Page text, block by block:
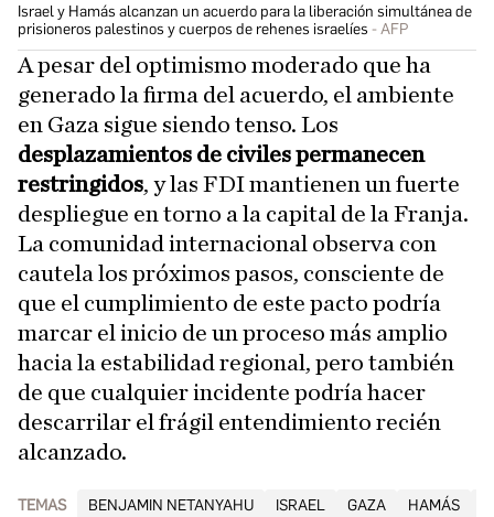
Israel y Hamás alcanzan un acuerdo para la liberación simultánea de
prisioneros palestinos y cuerpos de rehenes israelíes
AFP
A pesar del optimismo moderado que ha
generado la firma del acuerdo, el ambiente
en Gaza sigue siendo tenso. Los
desplazamientos de civiles permanecen
restringidos, y las FDI mantienen un fuerte
despliegue en torno a la capital de la Franja.
La comunidad internacional observa con
cautela los próximos pasos, consciente de
que el cumplimiento de este pacto podría
marcar el inicio de un proceso más amplio
hacia la estabilidad regional, pero también
de que cualquier incidente podría hacer
descarrilar el frágil entendimiento recién
alcanzado.
TEMAS BENJAMIN NETANYAHU ISRAEL GAZA HAMÁS